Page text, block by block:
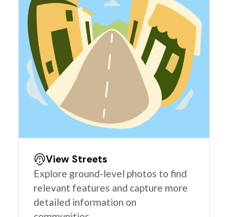
View Streets
Explore ground-level photos to find
relevant features and capture more
detailed information on